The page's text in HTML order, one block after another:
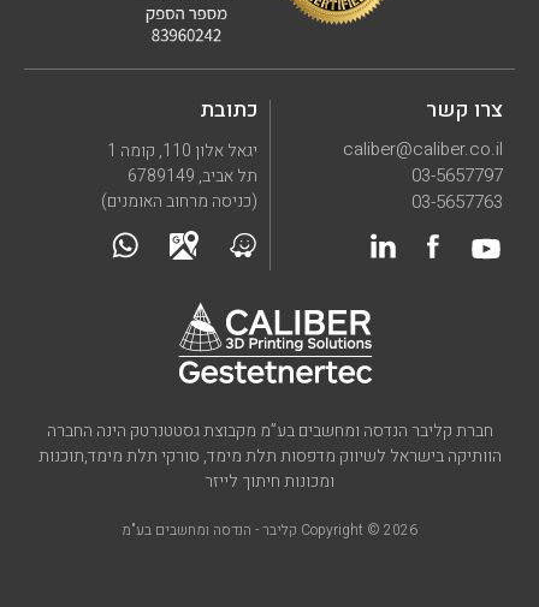
חברת קליבר הנדסה ומחשבים בע”מ מקבוצת גסטטנרטק הינה החברה
הוותיקה בישראל לשיווק מדפסות תלת מימד, סורקי תלת מימד,תוכנות
ומכונות חיתוך לייזר
Copyright © 2026 קליבר - הנדסה ומחשבים בע"מ
כתובת
יגאל אלון 110, קומה 1
תל אביב, 6789149
(כניסה מרחוב האומנים)
צרו קשר
caliber@caliber.co.il
03-5657797
03-5657763